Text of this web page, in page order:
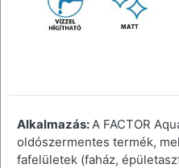
Alkalmazás:A FACTOR
oldószermentes termék,
fafelületek (faház,